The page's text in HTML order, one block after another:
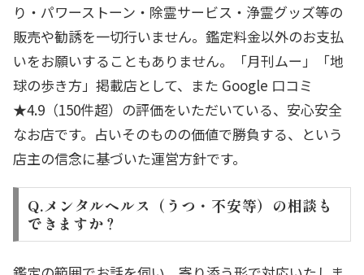
り・パワーストーン・除霊サービス・浄霊グッズ等の
販売や勧誘を一切行いません。鑑定料金以外のお支払
いをお願いすることもありません。「月刊ムー」「地
球の歩き方」掲載店として、また Google 口コミ
★4.9（150件超）の評価をいただいている、安心安全
なお店です。占いそのものの価値で勝負する、という
店主の信念に基づいた運営方針です。
Q.メンタルヘルス（うつ・不安等）の相談も
できますか？